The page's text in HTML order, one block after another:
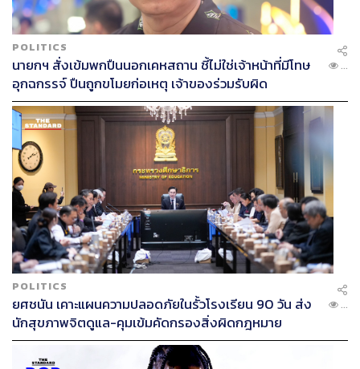
POLITICS
นายกฯ สั่งเข้มพกปืนนอกเคหสถาน ชี้ไม่ใช่เจ้าหน้าที่มีโทษ
อุกฉกรรจ์ ปืนถูกขโมยก่อเหตุ เจ้าของร่วมรับผิด
...
POLITICS
ยศชนัน เคาะแผนความปลอดภัยในรั้วโรงเรียน 90 วัน ส่ง
นักสุขภาพจิตดูแล-คุมเข้มคัดกรองสิ่งผิดกฎหมาย
...